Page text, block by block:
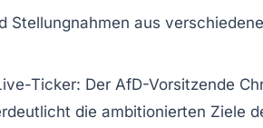
Stellungnahmen aus
Ticker: Der AfD-Vorsitzende
die ambitionierten Ziele